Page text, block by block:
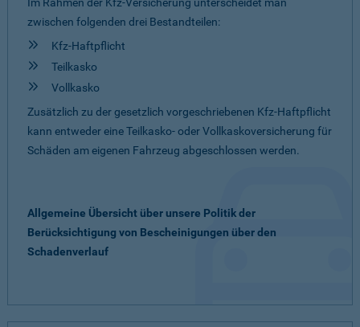
zwischen folgenden drei Bestandteilen:
Kfz-Haftpflicht
Teilkasko
Vollkasko
Zusätzlich zu der gesetzlich vorgeschriebenen Kfz-Haftpflicht
kann entweder eine Teilkasko- oder Vollkaskoversicherung für
Schäden am eigenen Fahrzeug abgeschlossen werden.
Allgemeine Übersicht über unsere Politik der
Berücksichtigung von Bescheinigungen über den
Schadenverlauf